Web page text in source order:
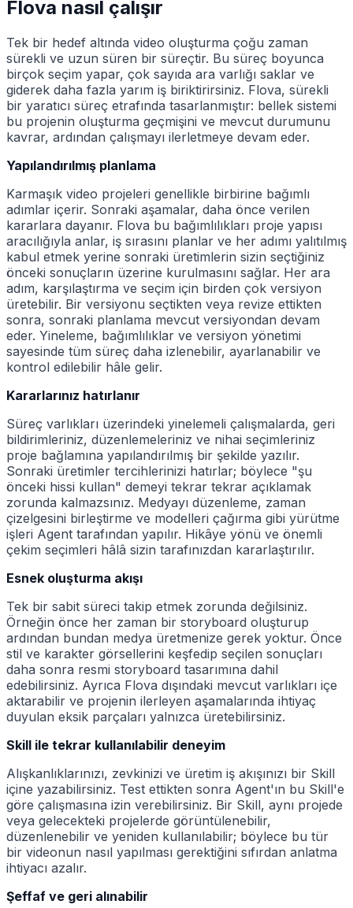
Flova nasıl çalışır
Tek bir hedef altında video oluşturma çoğu zaman
sürekli ve uzun süren bir süreçtir. Bu süreç boyunca
birçok seçim yapar, çok sayıda ara varlığı saklar ve
giderek daha fazla yarım iş biriktirirsiniz. Flova, sürekli
bir yaratıcı süreç etrafında tasarlanmıştır: bellek sistemi
bu projenin oluşturma geçmişini ve mevcut durumunu
kavrar, ardından çalışmayı ilerletmeye devam eder.
Yapılandırılmış planlama
Karmaşık video projeleri genellikle birbirine bağımlı
adımlar içerir. Sonraki aşamalar, daha önce verilen
kararlara dayanır. Flova bu bağımlılıkları proje yapısı
aracılığıyla anlar, iş sırasını planlar ve her adımı yalıtılmış
kabul etmek yerine sonraki üretimlerin sizin seçtiğiniz
önceki sonuçların üzerine kurulmasını sağlar. Her ara
adım, karşılaştırma ve seçim için birden çok versiyon
üretebilir. Bir versiyonu seçtikten veya revize ettikten
sonra, sonraki planlama mevcut versiyondan devam
eder. Yineleme, bağımlılıklar ve versiyon yönetimi
sayesinde tüm süreç daha izlenebilir, ayarlanabilir ve
kontrol edilebilir hâle gelir.
Kararlarınız hatırlanır
Süreç varlıkları üzerindeki yinelemeli çalışmalarda, geri
bildirimleriniz, düzenlemeleriniz ve nihai seçimleriniz
proje bağlamına yapılandırılmış bir şekilde yazılır.
Sonraki üretimler tercihlerinizi hatırlar; böylece "şu
önceki hissi kullan" demeyi tekrar tekrar açıklamak
zorunda kalmazsınız. Medyayı düzenleme, zaman
çizelgesini birleştirme ve modelleri çağırma gibi yürütme
işleri Agent tarafından yapılır. Hikâye yönü ve önemli
çekim seçimleri hâlâ sizin tarafınızdan kararlaştırılır.
Esnek oluşturma akışı
Tek bir sabit süreci takip etmek zorunda değilsiniz.
Örneğin önce her zaman bir storyboard oluşturup
ardından bundan medya üretmenize gerek yoktur. Önce
stil ve karakter görsellerini keşfedip seçilen sonuçları
daha sonra resmi storyboard tasarımına dahil
edebilirsiniz. Ayrıca Flova dışındaki mevcut varlıkları içe
aktarabilir ve projenin ilerleyen aşamalarında ihtiyaç
duyulan eksik parçaları yalnızca üretebilirsiniz.
Skill ile tekrar kullanılabilir deneyim
Alışkanlıklarınızı, zevkinizi ve üretim iş akışınızı bir Skill
içine yazabilirsiniz. Test ettikten sonra Agent'ın bu Skill'e
göre çalışmasına izin verebilirsiniz. Bir Skill, aynı projede
veya gelecekteki projelerde görüntülenebilir,
düzenlenebilir ve yeniden kullanılabilir; böylece bu tür
bir videonun nasıl yapılması gerektiğini sıfırdan anlatma
ihtiyacı azalır.
Şeffaf ve geri alınabilir